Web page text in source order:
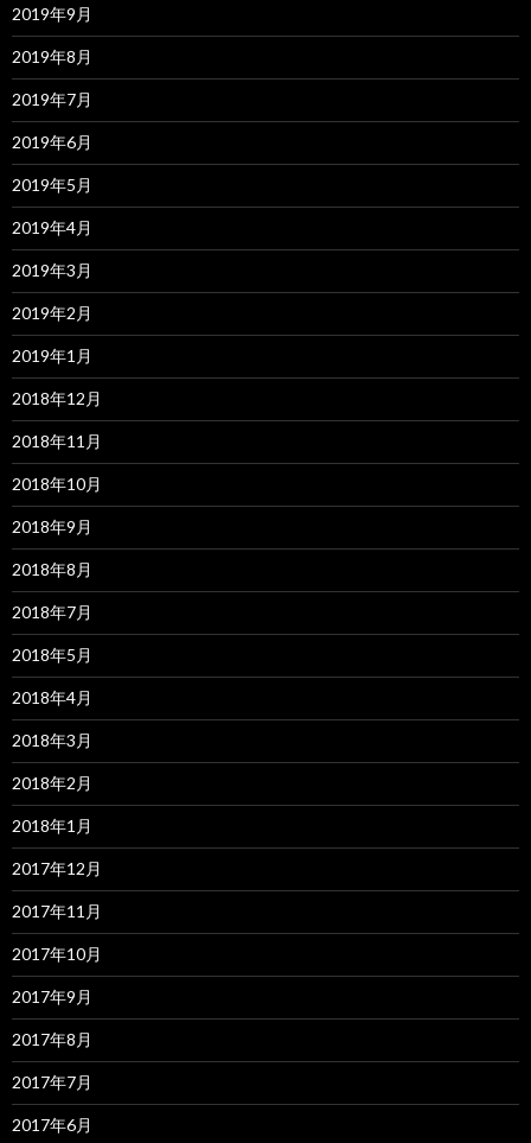
2019年9月
2019年8月
2019年7月
2019年6月
2019年5月
2019年4月
2019年3月
2019年2月
2019年1月
2018年12月
2018年11月
2018年10月
2018年9月
2018年8月
2018年7月
2018年5月
2018年4月
2018年3月
2018年2月
2018年1月
2017年12月
2017年11月
2017年10月
2017年9月
2017年8月
2017年7月
2017年6月